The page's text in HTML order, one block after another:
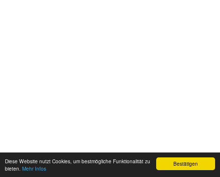
Bestätigen
Diese Website nutzt Cookies, um bestmögliche Funktionalität zu
bieten. Mehr Infos